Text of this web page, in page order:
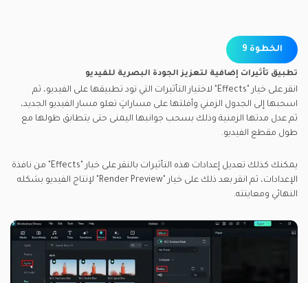
الخطوة 9
تطبيق تأثيرات إضافية لتعزيز الجودة البصرية للفيديو
انقر على خيار "Effects" لاختيار التأثيرات التي تود تطبيقها على الفيديو، ثم
اسحبها إلى الجدول الزمني وأفلتها على مساراتٍ تعلو مسار الفيديو الجديد،
ثم عدل مدتها الزمنية وذلك بسحب جوانبها اليمنى حتى يتطابق طولها مع
طول مقطع الفيديو.
يمكنك كذلك تعديل إعدادات هذه التأثيرات بالنقر على خيار "Effects" من نافذة
الإعدادات، ثم انقر بعد ذلك على خيار "Render Preview" لإنتاج الفيديو بشكله
النهائي ومعاينته.